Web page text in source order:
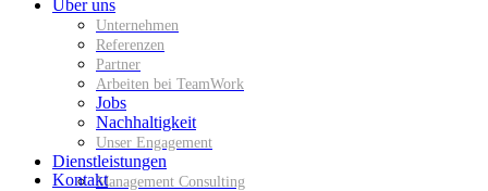
Über uns
Unternehmen
Referenzen
Partner
Arbeiten bei TeamWork
Jobs
Nachhaltigkeit
Unser Engagement
Dienstleistungen
Management Consulting
Kontakt